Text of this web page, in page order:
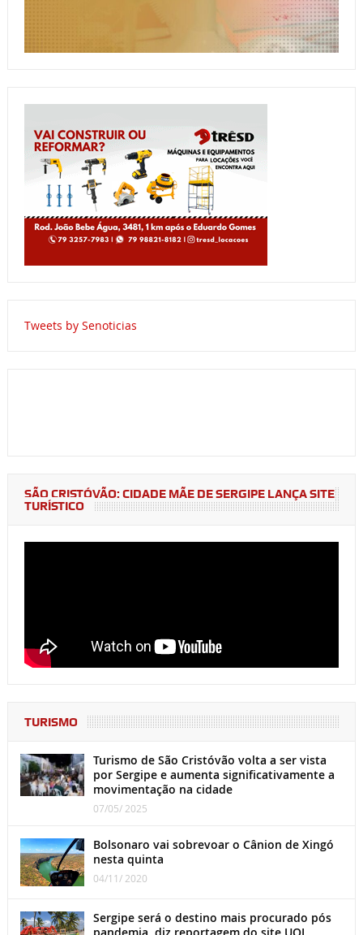
Tweets by Senoticias
SÃO CRISTÓVÃO: CIDADE MÃE DE SERGIPE LANÇA SITE
TURÍSTICO
TURISMO
Turismo de São Cristóvão volta a ser vista
por Sergipe e aumenta significativamente a
movimentação na cidade
07/05/ 2025
Bolsonaro vai sobrevoar o Cânion de Xingó
nesta quinta
04/11/ 2020
Sergipe será o destino mais procurado pós